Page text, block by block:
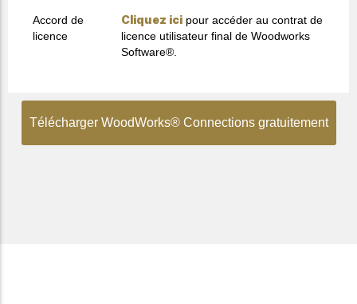
Accord de
licence
Cliquez ici pour accéder au contrat de
licence utilisateur final de Woodworks
Software®.
Télécharger WoodWorks® Connections gratuitement